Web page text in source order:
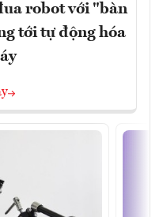
robot với "bàn
tới tự động hóa